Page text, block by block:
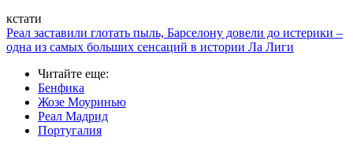
кстати
Реал заставили глотать пыль, Барселону довели до истерики –
одна из самых больших сенсаций в истории Ла Лиги
Читайте еще:
Бенфика
Жозе Моуринью
Реал Мадрид
Португалия